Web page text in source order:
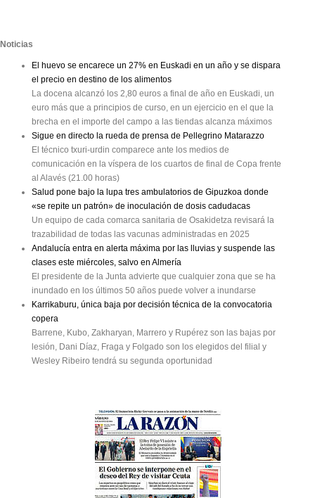
Noticias
El huevo se encarece un 27% en Euskadi en un año y se dispara
el precio en destino de los alimentos
La docena alcanzó los 2,80 euros a final de año en Euskadi, un
euro más que a principios de curso, en un ejercicio en el que la
brecha en el importe del campo a las tiendas alcanza máximos
Sigue en directo la rueda de prensa de Pellegrino Matarazzo
El técnico txuri-urdin comparece ante los medios de
comunicación en la víspera de los cuartos de final de Copa frente
al Alavés (21.00 horas)
Salud pone bajo la lupa tres ambulatorios de Gipuzkoa donde
«se repite un patrón» de inoculación de dosis cadudacas
Un equipo de cada comarca sanitaria de Osakidetza revisará la
trazabilidad de todas las vacunas administradas en 2025
Andalucía entra en alerta máxima por las lluvias y suspende las
clases este miércoles, salvo en Almería
El presidente de la Junta advierte que cualquier zona que se ha
inundado en los últimos 50 años puede volver a inundarse
Karrikaburu, única baja por decisión técnica de la convocatoria
copera
Barrene, Kubo, Zakharyan, Marrero y Rupérez son las bajas por
lesión, Dani Díaz, Fraga y Folgado son los elegidos del filial y
Wesley Ribeiro tendrá su segunda oportunidad